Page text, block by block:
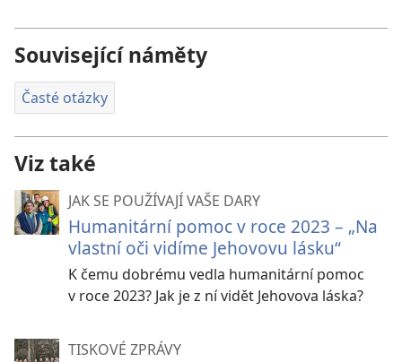
Související náměty
Časté otázky
Viz také
JAK SE POUŽÍVAJÍ VAŠE DARY
Humanitární pomoc v roce 2023 – „Na
vlastní oči vidíme Jehovovu lásku“
K čemu dobrému vedla humanitární pomoc
v roce 2023? Jak je z ní vidět Jehovova láska?
TISKOVÉ ZPRÁVY